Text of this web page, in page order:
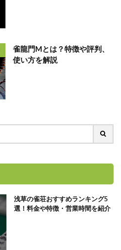
雀龍門Mとは？特徴や評判、
使い方を解説
浅草の雀荘おすすめランキング5
選！料金や特徴・営業時間を紹介